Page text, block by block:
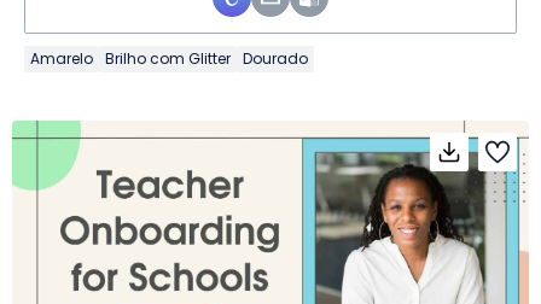
Amarelo Brilho com Glitter Dourado